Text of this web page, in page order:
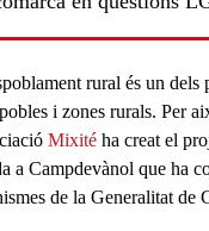
rural és un dels
i zones rurals. Per
Mixitéha creat el
a Campdevànol que ha
de la Generalitat de